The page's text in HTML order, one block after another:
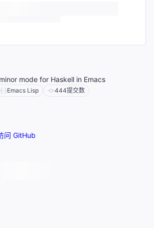
mode for Haskell in Emacs
Emacs Lisp 444提交数
问 GitHub